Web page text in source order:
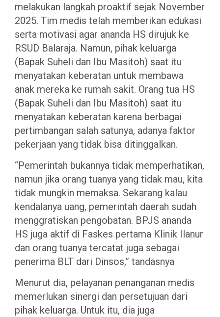
melakukan langkah proaktif sejak November
2025. Tim medis telah memberikan edukasi
serta motivasi agar ananda HS dirujuk ke
RSUD Balaraja. Namun, pihak keluarga
(Bapak Suheli dan Ibu Masitoh) saat itu
menyatakan keberatan untuk membawa
anak mereka ke rumah sakit. Orang tua HS
(Bapak Suheli dan Ibu Masitoh) saat itu
menyatakan keberatan karena berbagai
pertimbangan salah satunya, adanya faktor
pekerjaan yang tidak bisa ditinggalkan.
“Pemerintah bukannya tidak memperhatikan,
namun jika orang tuanya yang tidak mau, kita
tidak mungkin memaksa. Sekarang kalau
kendalanya uang, pemerintah daerah sudah
menggratiskan pengobatan. BPJS ananda
HS juga aktif di Faskes pertama Klinik Ilanur
dan orang tuanya tercatat juga sebagai
penerima BLT dari Dinsos,” tandasnya
Menurut dia, pelayanan penanganan medis
memerlukan sinergi dan persetujuan dari
pihak keluarga. Untuk itu, dia juga